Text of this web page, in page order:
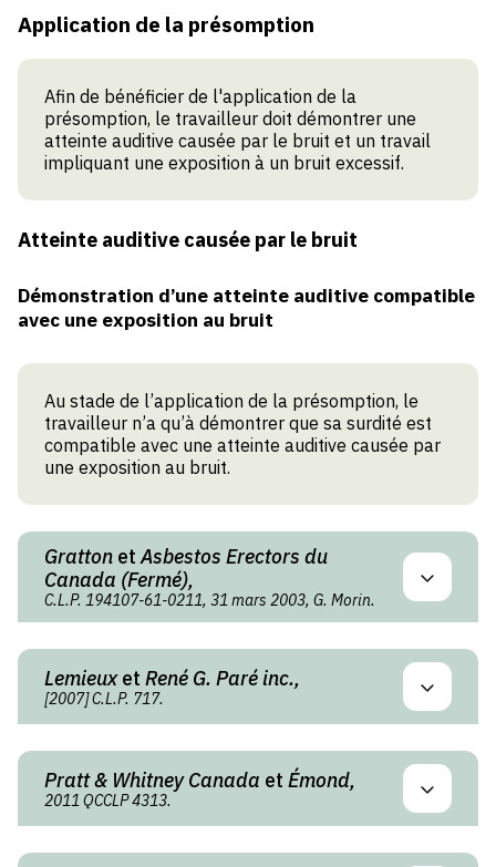
Application de la présomption
Afin de bénéficier de l'application de la
présomption, le travailleur doit démontrer une
atteinte auditive causée par le bruit et un travail
impliquant une exposition à un bruit excessif.
Atteinte auditive causée par le bruit
Démonstration d’une atteinte auditive compatible
avec une exposition au bruit
Au stade de l’application de la présomption, le
travailleur n’a qu’à démontrer que sa surdité est
compatible avec une atteinte auditive causée par
une exposition au bruit.
Gratton etAsbestos Erectors du
Canada (Fermé),
C.L.P. 194107-61-0211, 31 mars 2003, G. Morin.
Lemieuxet René G. Paré inc.,
[2007] C.L.P. 717.
Pratt & Whitney Canada et Émond,
2011 QCCLP 4313.